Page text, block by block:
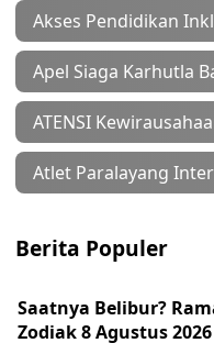
Akses Pendidikan
Apel Siaga Karhutla
ATENSI
Atlet Paralayang
Berita Populer
Saatnya Belibur?
Zodiak 8 Agustus